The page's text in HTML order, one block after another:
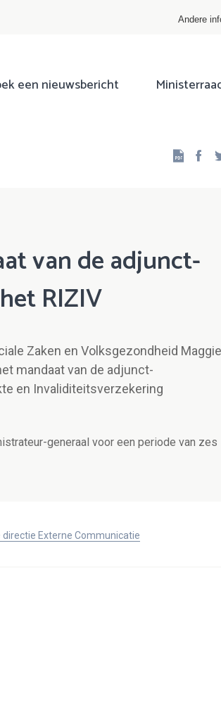
Andere
een nieuwsbericht
van de adjunct-
RIZIV
Zaken en Volksgezondheid Maggie
mandaat van de adjunct-
en Invaliditeitsverzekering
generaal voor een periode van zes
directie Externe Communicatie